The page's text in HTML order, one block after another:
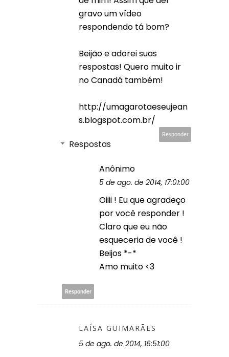
gravo um vídeo
respondendo tá bom?
Beijão e adorei suas
respostas! Quero muito ir
no Canadá também!
http://umagarotaeseujean
s.blogspot.com.br/
Responder
Respostas
Anônimo
5 de ago. de 2014, 17:01:00
Oiiii ! Eu que agradeço
por você responder !
Claro que eu não
esqueceria de você !
Beijos *-*
Amo muito <3
Responder
LAÍSA GUIMARÃES
5 de ago. de 2014, 16:51:00